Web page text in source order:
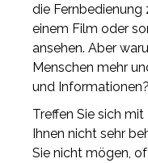
die Fernbedienung
einem Film oder
ansehen. Aber
Menschen mehr
und Informationen?
Treffen Sie sich
Ihnen nicht sehr
Sie nicht mögen,